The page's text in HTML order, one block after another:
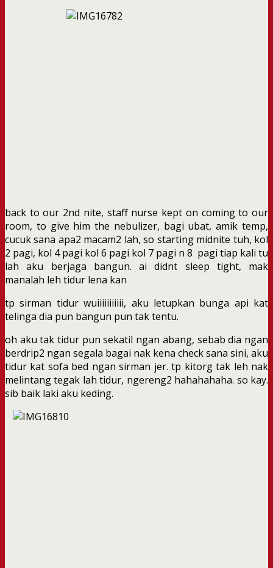
back to our 2nd nite, staff nurse kept on coming to our
room, to give him the nebulizer, bagi ubat, amik temp,
cucuk sana apa2 macam2 lah, so starting midnite tuh, kol
2 pagi, kol 4 pagi kol 6 pagi kol 7 pagi n 8 pagi tiap kali tu
lah aku berjaga bangun. ai didnt sleep tight, mak
manalah leh tidur lena kan
tp sirman tidur wuiiiiiiiiiii, aku letupkan bunga api kat
telinga dia pun bangun pun tak tentu.
oh aku tak tidur pun sekatil ngan abang, sebab dia ngan
berdrip2 ngan segala bagai nak kena check sana sini, aku
tidur kat sofa bed ngan sirman jer. tp kitorg tak leh nak
melintang tegak lah tidur, ngereng2 hahahahaha. so kay.
sib baik laki aku keding.